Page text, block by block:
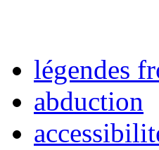
légendes
abduction